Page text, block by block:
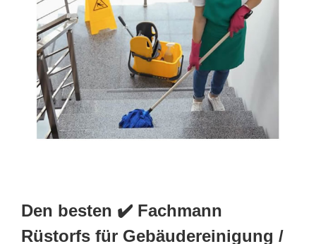
Den besten ✔️ Fachmann
Rüstorfs für Gebäudereinigung /